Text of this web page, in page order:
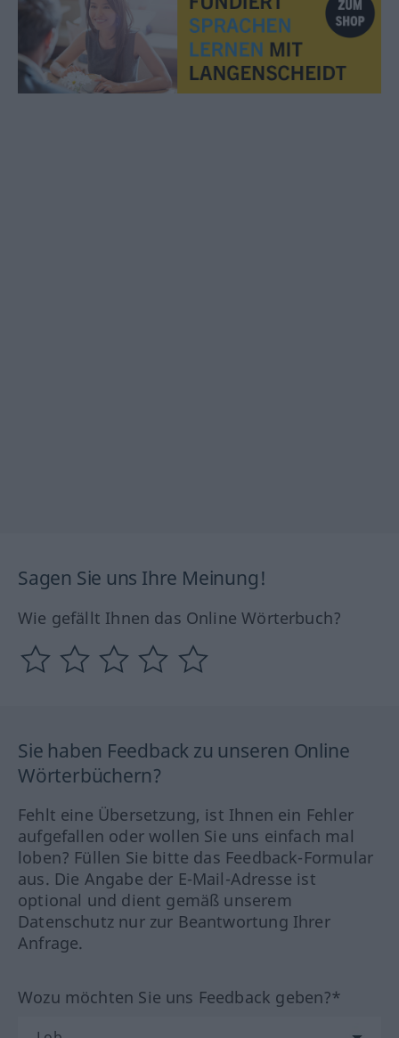
Sagen Sie uns Ihre Meinung!
Wie gefällt Ihnen das Online Wörterbuch?
Sie haben Feedback zu unseren Online
Wörterbüchern?
Fehlt eine Übersetzung, ist Ihnen ein Fehler
aufgefallen oder wollen Sie uns einfach mal
loben? Füllen Sie bitte das Feedback-Formular
aus. Die Angabe der E-Mail-Adresse ist
optional und dient gemäß unserem
Datenschutz nur zur Beantwortung Ihrer
Anfrage.
Wozu möchten Sie uns Feedback geben?*